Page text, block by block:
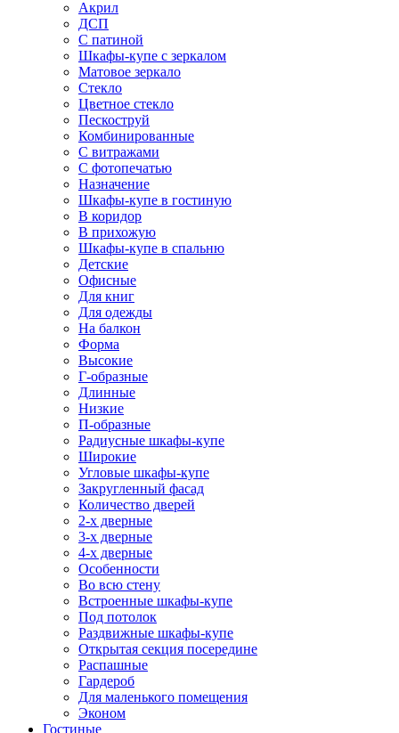
Акрил
ДСП
С патиной
Шкафы-купе с зеркалом
Матовое зеркало
Стекло
Цветное стекло
Пескоструй
Комбинированные
С витражами
С фотопечатью
Назначение
Шкафы-купе в гостиную
В коридор
В прихожую
Шкафы-купе в спальню
Детские
Офисные
Для книг
Для одежды
На балкон
Форма
Высокие
Г-образные
Длинные
Низкие
П-образные
Радиусные шкафы-купе
Широкие
Угловые шкафы-купе
Закругленный фасад
Количество дверей
2-х дверные
3-х дверные
4-х дверные
Особенности
Во всю стену
Встроенные шкафы-купе
Под потолок
Раздвижные шкафы-купе
Открытая секция посередине
Распашные
Гардероб
Для маленького помещения
Эконом
Гостиные